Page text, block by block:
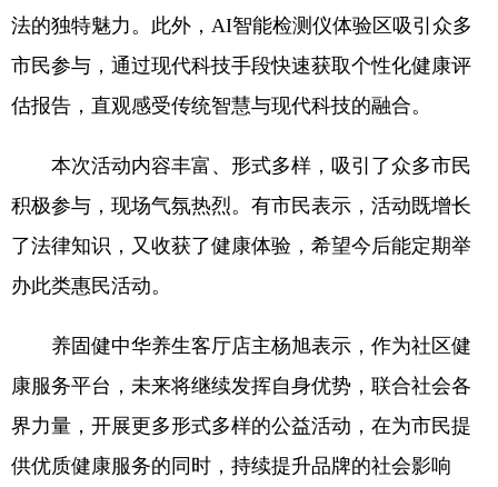
法的独特魅力。此外，AI智能检测仪体验区吸引众多
市民参与，通过现代科技手段快速获取个性化健康评
估报告，直观感受传统智慧与现代科技的融合。
本次活动内容丰富、形式多样，吸引了众多市民
积极参与，现场气氛热烈。有市民表示，活动既增长
了法律知识，又收获了健康体验，希望今后能定期举
办此类惠民活动。
养固健中华养生客厅店主杨旭表示，作为社区健
康服务平台，未来将继续发挥自身优势，联合社会各
界力量，开展更多形式多样的公益活动，在为市民提
供优质健康服务的同时，持续提升品牌的社会影响